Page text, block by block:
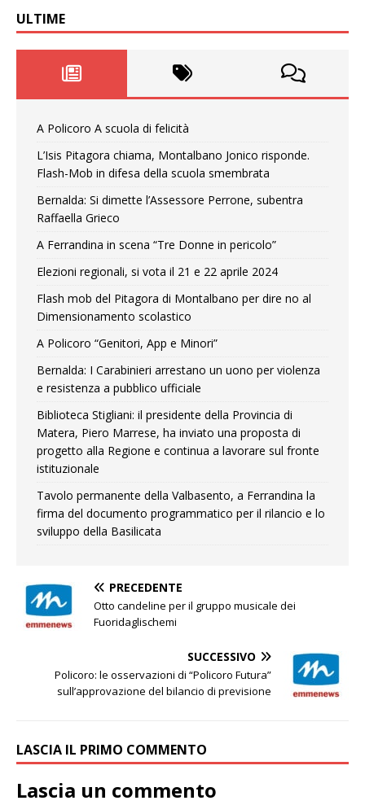
ULTIME
A Policoro A scuola di felicità
L’Isis Pitagora chiama, Montalbano Jonico risponde.
Flash-Mob in difesa della scuola smembrata
Bernalda: Si dimette l’Assessore Perrone, subentra
Raffaella Grieco
A Ferrandina in scena “Tre Donne in pericolo”
Elezioni regionali, si vota il 21 e 22 aprile 2024
Flash mob del Pitagora di Montalbano per dire no al
Dimensionamento scolastico
A Policoro “Genitori, App e Minori”
Bernalda: I Carabinieri arrestano un uono per violenza
e resistenza a pubblico ufficiale
Biblioteca Stigliani: il presidente della Provincia di
Matera, Piero Marrese, ha inviato una proposta di
progetto alla Regione e continua a lavorare sul fronte
istituzionale
Tavolo permanente della Valbasento, a Ferrandina la
firma del documento programmatico per il rilancio e lo
sviluppo della Basilicata
PRECEDENTE
Otto candeline per il gruppo musicale dei
Fuoridaglischemi
SUCCESSIVO
Policoro: le osservazioni di “Policoro Futura”
sull’approvazione del bilancio di previsione
LASCIA IL PRIMO COMMENTO
Lascia un commento